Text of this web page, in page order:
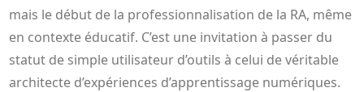
mais le début de la professionnalisation de la RA, même
en contexte éducatif. C’est une invitation à passer du
statut de simple utilisateur d’outils à celui de véritable
architecte d’expériences d’apprentissage numériques.